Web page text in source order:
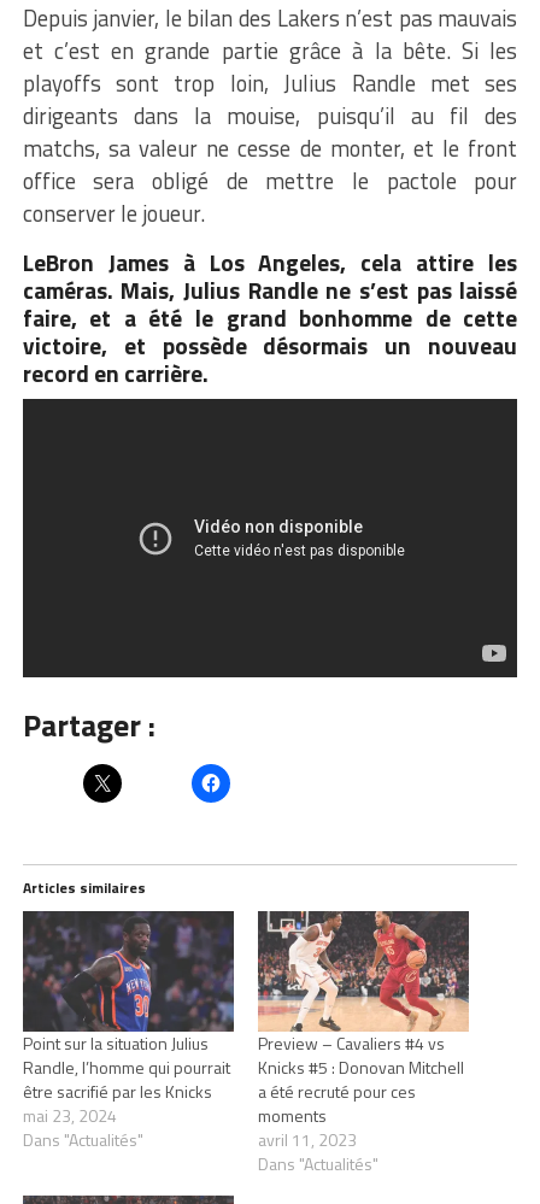
Depuis janvier, le bilan des Lakers n’est pas mauvais
et c’est en grande partie grâce à la bête. Si les
playoffs sont trop loin, Julius Randle met ses
dirigeants dans la mouise, puisqu’il au fil des
matchs, sa valeur ne cesse de monter, et le front
office sera obligé de mettre le pactole pour
conserver le joueur.
LeBron James à Los Angeles, cela attire les
caméras. Mais, Julius Randle ne s’est pas laissé
faire, et a été le grand bonhomme de cette
victoire, et possède désormais un nouveau
record en carrière.
Partager :
Articles similaires
Point sur la situation Julius
Randle, l’homme qui pourrait
être sacrifié par les Knicks
mai 23, 2024
Dans "Actualités"
Preview – Cavaliers #4 vs
Knicks #5 : Donovan Mitchell
a été recruté pour ces
moments
avril 11, 2023
Dans "Actualités"